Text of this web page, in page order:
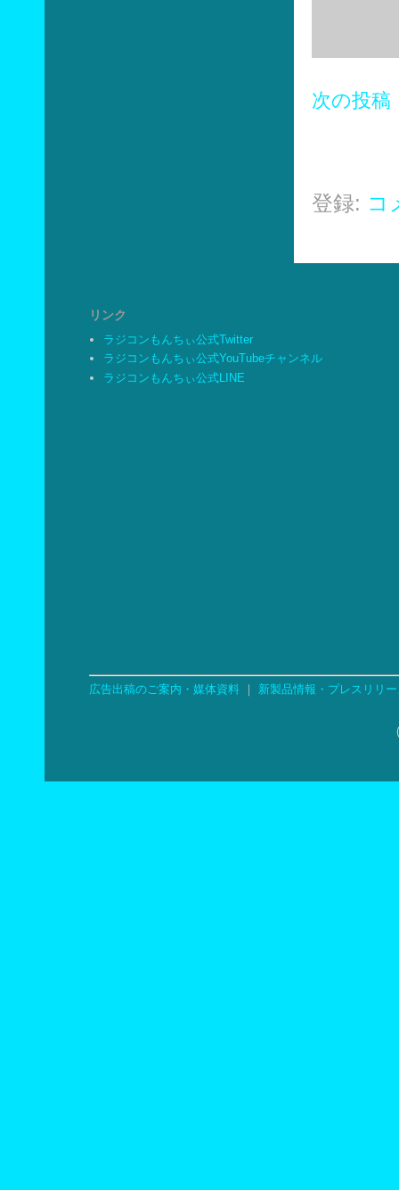
次の投稿
登録: コ
リンク
ラジコンもんちぃ公式Twitter
ラジコンもんちぃ公式YouTubeチャンネル
ラジコンもんちぃ公式LINE
広告出稿のご案内・媒体資料 ｜ 新製品情報・プレスリリ